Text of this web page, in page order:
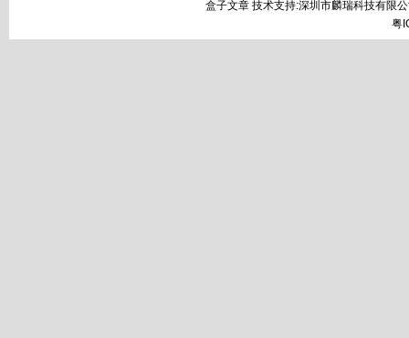
盒子文章 技术支持:深圳市麟瑞科技有限
粤